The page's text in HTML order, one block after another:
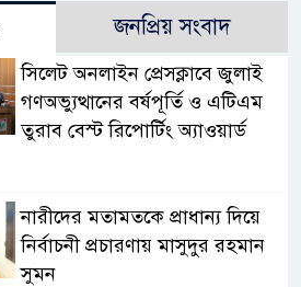
জনপ্রিয় সংবাদ
সিলেট অনলাইন প্রেসক্লাবে জুলাই
গণঅভ্যুত্থানের বর্ষপূর্তি ও এটিএম
তুরাব বেস্ট রিপোর্টিং অ্যাওয়ার্ড
নারীদের মতামতকে প্রাধান্য দিয়ে
নির্বাচনী প্রচারণায় মাসুদুর রহমান
সুমন